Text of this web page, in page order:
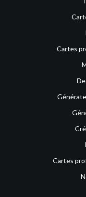
Cartes
Cartes